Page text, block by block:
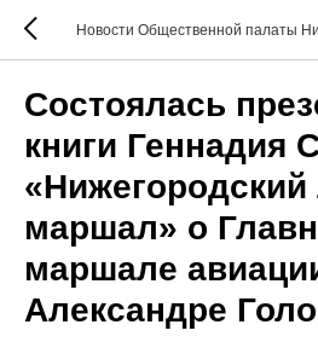
Новости Общественной палаты
Состоялась
книги Геннадия
маршал» о
маршале
Александре